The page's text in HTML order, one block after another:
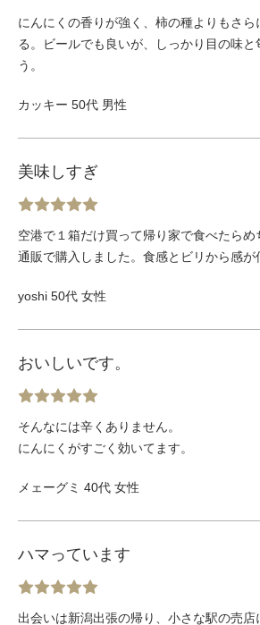
にんにくの香りが強く、柿の種よりもさ
る。ビールでも良いが、しっかり目の味
う。
カッキー 50代 男性
美味しすぎ
空港で１箱だけ買って帰り家で食べたら
通販で購入しました。食感とビリから感が
yoshi 50代 女性
おいしいです。
そんなには辛くありません。
にんにくがすごく効いてます。
メェーグミ 40代 女性
ハマっています
出会いは新潟出張の帰り、小さな駅の売